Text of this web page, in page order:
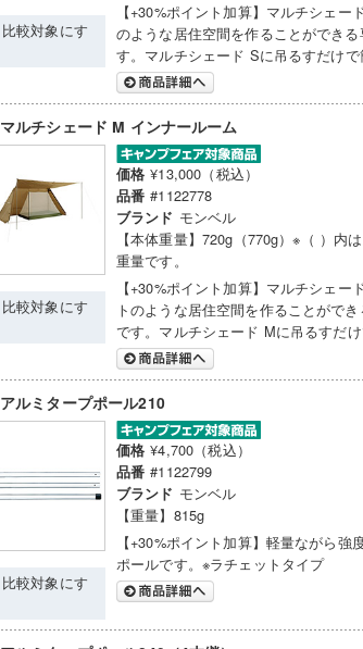
比較対象にす
【+30%ポイント加算】マルチシェー
のような居住空間を作ることができ
す。マルチシェード Sに吊るすだけで
マルチシェード M インナールーム
比較対象にす
価格 ¥13,000（税込）
品番 #1122778
ブランド モンベル
【本体重量】720g（770g）※（ ）内
重量です。
【+30%ポイント加算】マルチシェー
トのような居住空間を作ることがで
です。マルチシェード Mに吊るすだけ
アルミタープポール210
比較対象にす
価格 ¥4,700（税込）
品番 #1122799
ブランド モンベル
【重量】815g
【+30%ポイント加算】軽量ながら
ポールです。※ラチェットタイプ